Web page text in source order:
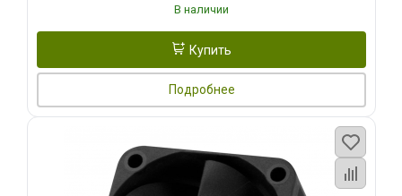
В наличии
Купить
Подробнее